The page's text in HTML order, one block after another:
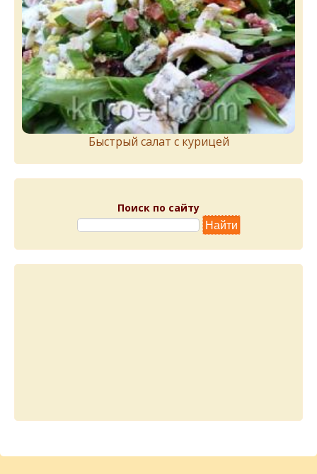
Быстрый салат с курицей
Поиск по сайту